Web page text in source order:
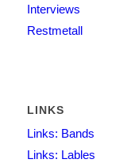
Interviews
Restmetall
LINKS
Links: Bands
Links: Lables